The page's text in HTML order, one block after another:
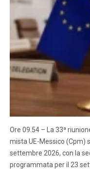
Ore 09.54 – La 33ª
mista UE-Messico (Cpm)
settembre 2026, con la
programmata per il 23